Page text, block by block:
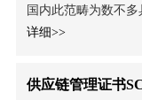
国内此范畴为数不
详细>>
供应链管理证书